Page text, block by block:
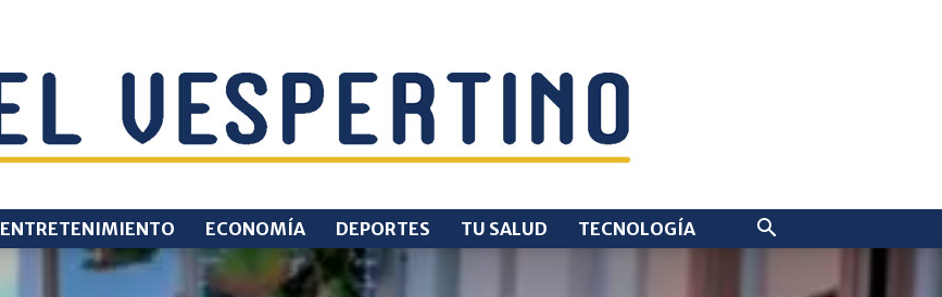
EL
ENTRETENIMIENTO ECONOMÍA DEPORTES TU SALUD TECNOLOGÍA